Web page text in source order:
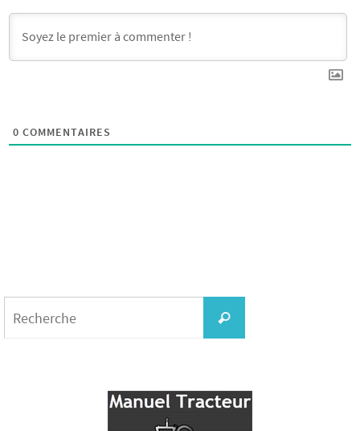
0 COMMENTAIRES
Recherche